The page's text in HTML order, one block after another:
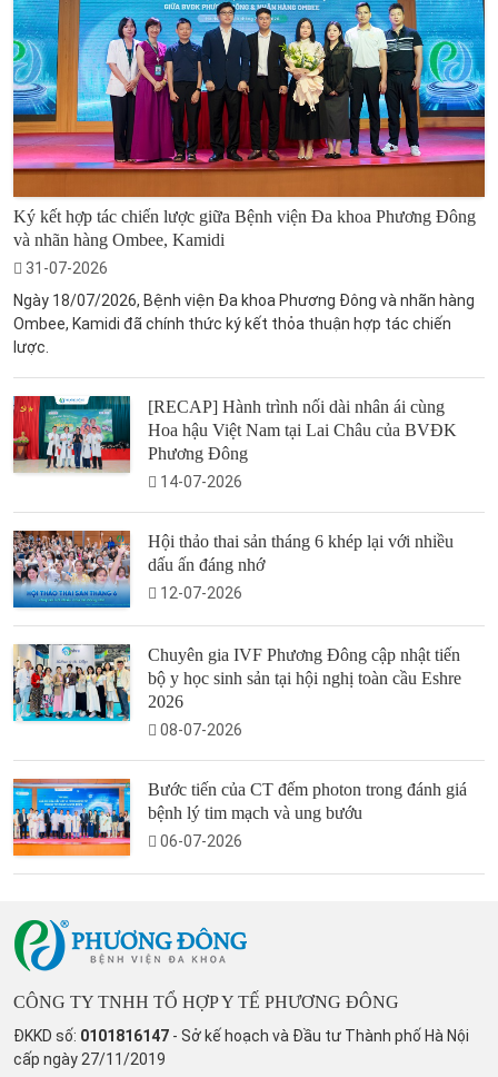
Ký kết hợp tác chiến lược giữa Bệnh viện Đa khoa Phương Đông
và nhãn hàng Ombee, Kamidi
31-07-2026
Ngày 18/07/2026, Bệnh viện Đa khoa Phương Đông và nhãn hàng
Ombee, Kamidi đã chính thức ký kết thỏa thuận hợp tác chiến
lược.
[RECAP] Hành trình nối dài nhân ái cùng
Hoa hậu Việt Nam tại Lai Châu của BVĐK
Phương Đông
14-07-2026
Hội thảo thai sản tháng 6 khép lại với nhiều
dấu ấn đáng nhớ
12-07-2026
Chuyên gia IVF Phương Đông cập nhật tiến
bộ y học sinh sản tại hội nghị toàn cầu Eshre
2026
08-07-2026
Bước tiến của CT đếm photon trong đánh giá
bệnh lý tim mạch và ung bướu
06-07-2026
CÔNG TY TNHH TỔ HỢP Y TẾ PHƯƠNG ĐÔNG
ĐKKD số: 0101816147 - Sở kế hoạch và Đầu tư Thành phố Hà Nội
cấp ngày 27/11/2019